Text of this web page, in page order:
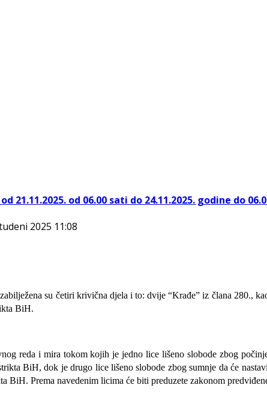
od 06.00 sati do 24.11.2025. godine do
2025 11:08
su četiri krivična djela i to: dvije “Krađe” iz člana 280.,
BiH.
reda i mira tokom kojih je jedno lice lišeno slobode zbog
BiH, dok je drugo lice lišeno slobode zbog sumnje da će
BiH. Prema navedenim licima će biti preduzete zakonom